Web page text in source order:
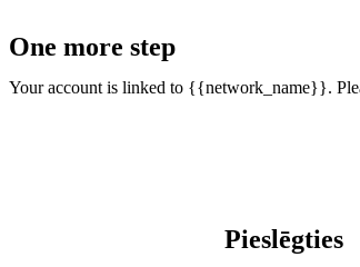
One more step
Your account is linked to {{network_name}}.
Pieslēgties